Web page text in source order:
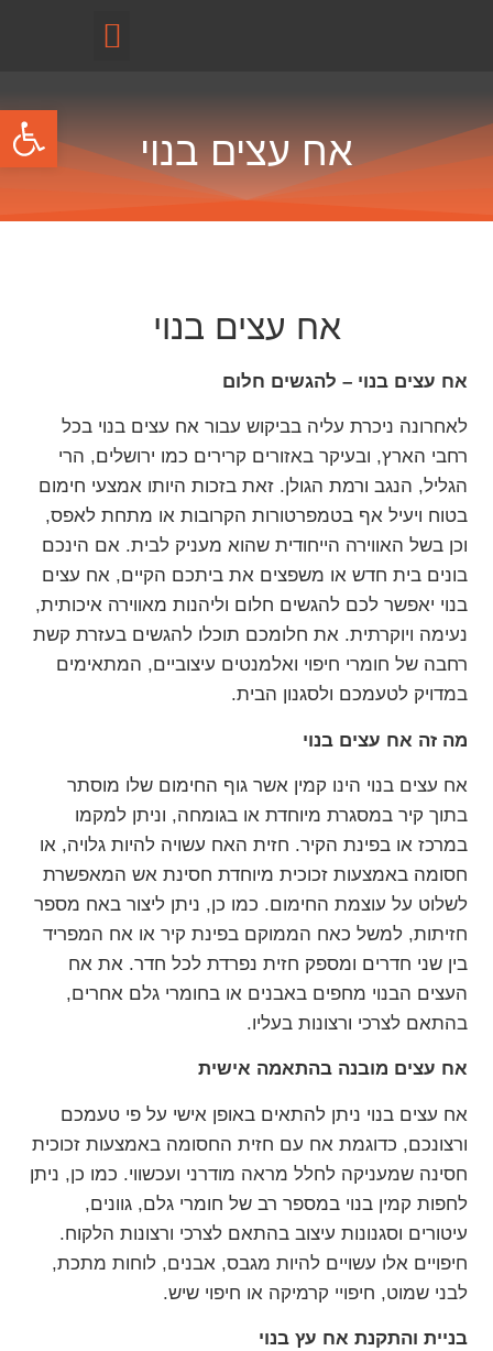
אח עצים בנוי
אח עצים בנוי
אח עצים בנוי – להגשים חלום
לאחרונה ניכרת עליה בביקוש עבור אח עצים בנוי בכל
רחבי הארץ, ובעיקר באזורים קרירים כמו ירושלים, הרי
הגליל, הנגב ורמת הגולן. זאת בזכות היותו אמצעי חימום
בטוח ויעיל אף בטמפרטורות הקרובות או מתחת לאפס,
וכן בשל האווירה הייחודית שהוא מעניק לבית. אם הינכם
בונים בית חדש או משפצים את ביתכם הקיים, אח עצים
בנוי יאפשר לכם להגשים חלום וליהנות מאווירה איכותית,
נעימה ויוקרתית. את חלומכם תוכלו להגשים בעזרת קשת
רחבה של חומרי חיפוי ואלמנטים עיצוביים, המתאימים
במדויק לטעמכם ולסגנון הבית.
מה זה אח עצים בנוי
אח עצים בנוי הינו קמין אשר גוף החימום שלו מוסתר
בתוך קיר במסגרת מיוחדת או בגומחה, וניתן למקמו
במרכז או בפינת הקיר. חזית האח עשויה להיות גלויה, או
חסומה באמצעות זכוכית מיוחדת חסינת אש המאפשרת
לשלוט על עוצמת החימום. כמו כן, ניתן ליצור באח מספר
חזיתות, למשל כאח הממוקם בפינת קיר או אח המפריד
בין שני חדרים ומספק חזית נפרדת לכל חדר. את אח
העצים הבנוי מחפים באבנים או בחומרי גלם אחרים,
בהתאם לצרכי ורצונות בעליו.
אח עצים מובנה בהתאמה אישית
אח עצים בנוי ניתן להתאים באופן אישי על פי טעמכם
ורצונכם, כדוגמת אח עם חזית החסומה באמצעות זכוכית
חסינה שמעניקה לחלל מראה מודרני ועכשווי. כמו כן, ניתן
לחפות קמין בנוי במספר רב של חומרי גלם, גוונים,
עיטורים וסגנונות עיצוב בהתאם לצרכי ורצונות הלקוח.
חיפויים אלו עשויים להיות מגבס, אבנים, לוחות מתכת,
לבני שמוט, חיפויי קרמיקה או חיפוי שיש.
בניית והתקנת אח עץ בנוי